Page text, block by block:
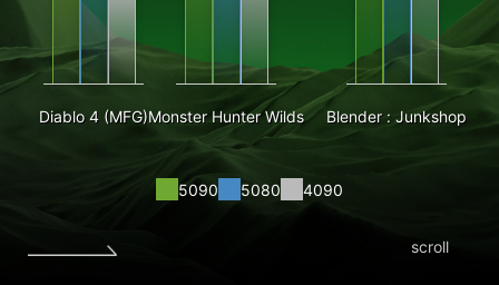
Diablo 4 (MFG)Monster Hunter Wilds Blender : Junkshop
5090 5080 4090
scroll